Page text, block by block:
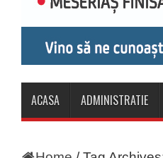
ACASA ADMINISTRATIE